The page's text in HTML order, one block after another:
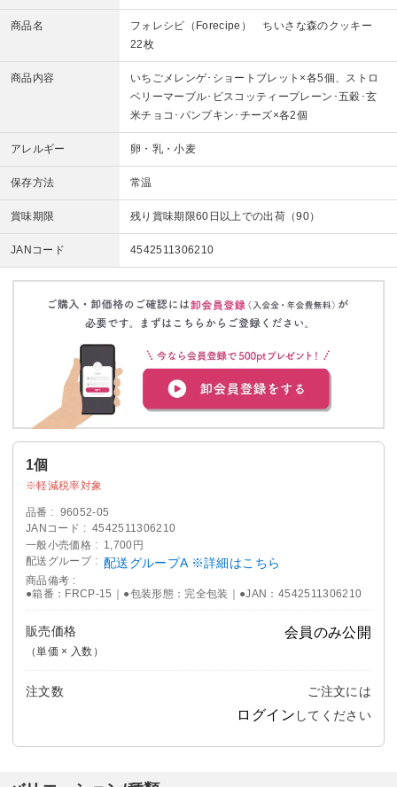
商品名
フォレシピ（Forecipe） ちいさな森のクッキー
22枚
商品内容
いちごメレンゲ･ショートブレット×各5個、ストロ
ベリーマーブル･ビスコッティープレーン･五穀･玄
米チョコ･パンプキン･チーズ×各2個
アレルギー 卵・乳・小麦
保存方法 常温
賞味期限 残り賞味期限60日以上での出荷（90）
JANコード 4542511306210
1個
軽減税率対象
品番
96052-05
JANコード
4542511306210
一般小売価格
1,700円
配送グループ
配送グループA ※詳細はこちら
商品備考
●箱番：FRCP-15｜●包装形態：完全包装｜●JAN：4542511306210
販売価格
（単価 × 入数）
会員のみ公開
注文数 ご注文には
ログイン してください